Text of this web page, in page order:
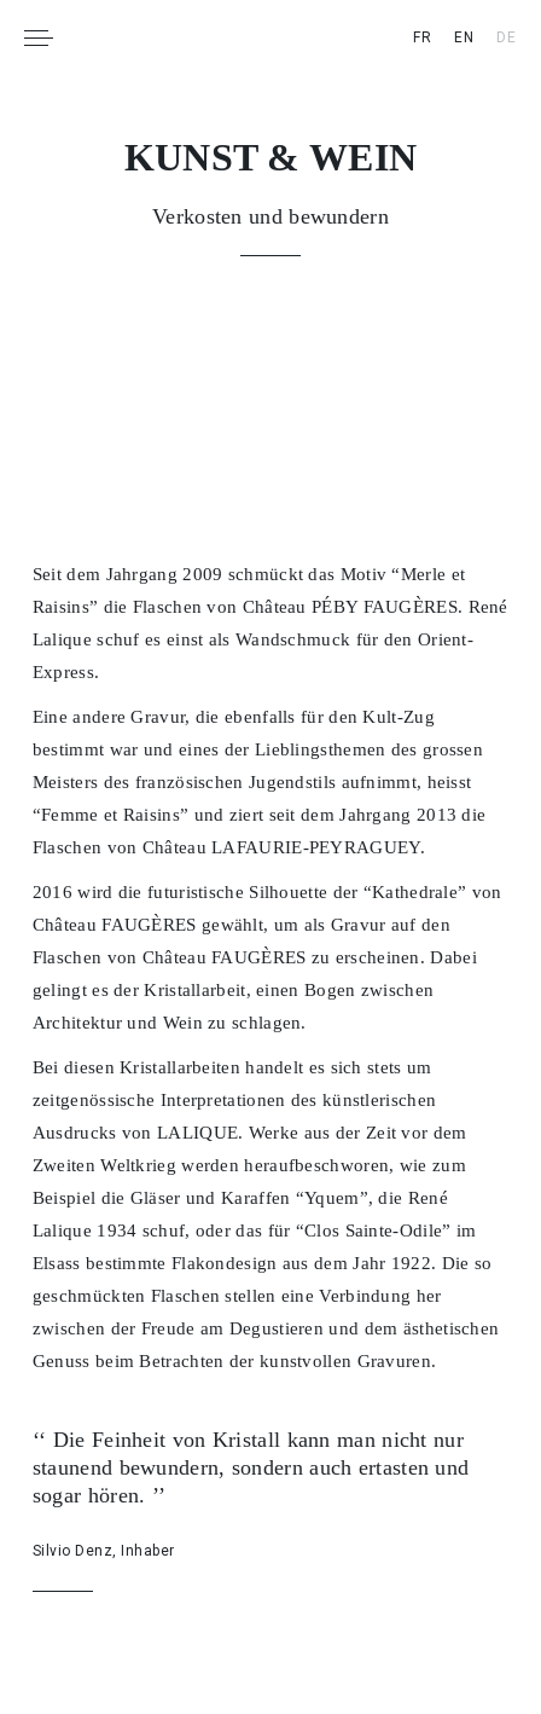
FR EN
DE
KUNST & WEIN
Verkosten und bewundern
Seit dem Jahrgang 2009 schmückt das Motiv “Merle et
Raisins” die Flaschen von Château PÉBY FAUGÈRES. René
Lalique schuf es einst als Wandschmuck für den Orient-
Express.
Eine andere Gravur, die ebenfalls für den Kult-Zug
bestimmt war und eines der Lieblingsthemen des grossen
Meisters des französischen Jugendstils aufnimmt, heisst
“Femme et Raisins” und ziert seit dem Jahrgang 2013 die
Flaschen von Château LAFAURIE-PEYRAGUEY.
2016 wird die futuristische Silhouette der “Kathedrale” von
Château FAUGÈRES gewählt, um als Gravur auf den
Flaschen von Château FAUGÈRES zu erscheinen. Dabei
gelingt es der Kristallarbeit, einen Bogen zwischen
Architektur und Wein zu schlagen.
Bei diesen Kristallarbeiten handelt es sich stets um
zeitgenössische Interpretationen des künstlerischen
Ausdrucks von LALIQUE. Werke aus der Zeit vor dem
Zweiten Weltkrieg werden heraufbeschworen, wie zum
Beispiel die Gläser und Karaffen “Yquem”, die René
Lalique 1934 schuf, oder das für “Clos Sainte-Odile” im
Elsass bestimmte Flakondesign aus dem Jahr 1922. Die so
geschmückten Flaschen stellen eine Verbindung her
zwischen der Freude am Degustieren und dem ästhetischen
Genuss beim Betrachten der kunstvollen Gravuren.
‘‘ Die Feinheit von Kristall kann man nicht nur
staunend bewundern, sondern auch ertasten und
sogar hören. ’’
Silvio Denz, Inhaber